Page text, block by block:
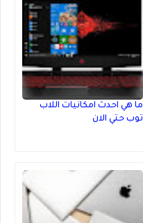
ما هي احدث امكانيات اللاب
توب حتي الان